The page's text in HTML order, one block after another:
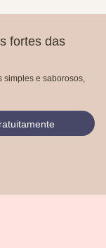
fortes das
e saborosos,